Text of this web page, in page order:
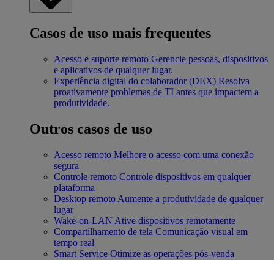
Casos de uso mais frequentes
Acesso e suporte remoto Gerencie pessoas, dispositivos
e aplicativos de qualquer lugar.
Experiência digital do colaborador (DEX) Resolva
proativamente problemas de TI antes que impactem a
produtividade.
Outros casos de uso
Acesso remoto Melhore o acesso com uma conexão
segura
Controle remoto Controle dispositivos em qualquer
plataforma
Desktop remoto Aumente a produtividade de qualquer
lugar
Wake-on-LAN Ative dispositivos remotamente
Compartilhamento de tela Comunicação visual em
tempo real
Smart Service Otimize as operações pós-venda